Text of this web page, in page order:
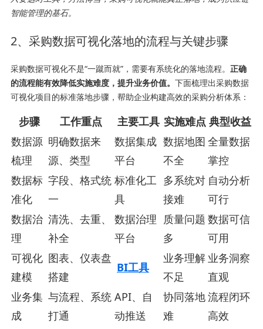
智能管理的基石。
2、采购数据可视化落地的流程与关键步骤
采购数据可视化不是“一蹴而就”，需要有系统化的落地流程。 正确
的流程能有效降低实施难度，提升业务价值。 下面梳理出采购数据
可视化项目的标准落地步骤，帮助企业构建高效的采购分析体系：
步骤 工作重点 主要工具 实施难点 典型收益
数据源
梳理
明确数据来
源、类型
数据集成
平台
数据地图
不全
全量数据
掌控
数据标
准化
字段、格式统
一
标准化工
具
多系统对
接难
自动分析
可行
数据治
理
清洗、去重、
补全
数据治理
平台
质量问题
多
数据可信
可用
可视化
建模
图表、仪表盘
搭建
BI工具
业务理解
不足
业务洞察
直观
业务集
成
与流程、系统
打通
API、自
动推送
协同落地
难
流程闭环
高效